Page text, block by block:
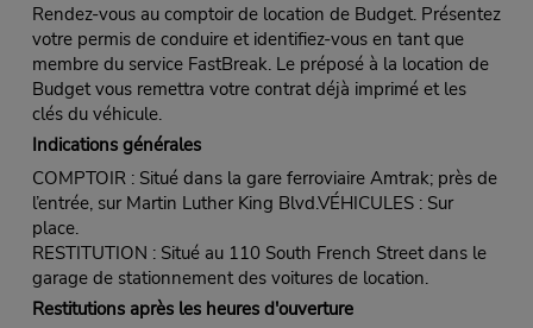
Rendez-vous au comptoir de location de Budget. Présentez
votre permis de conduire et identifiez-vous en tant que
membre du service FastBreak. Le préposé à la location de
Budget vous remettra votre contrat déjà imprimé et les
clés du véhicule.
Indications générales
COMPTOIR : Situé dans la gare ferroviaire Amtrak; près de
l’entrée, sur Martin Luther King Blvd.VÉHICULES : Sur
place.
RESTITUTION : Situé au 110 South French Street dans le
garage de stationnement des voitures de location.
Restitutions après les heures d'ouverture